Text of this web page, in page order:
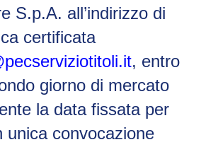
S.p.A. all’indirizzo di
certificata
, entro
giorno di mercato
la data fissata per
unica convocazione